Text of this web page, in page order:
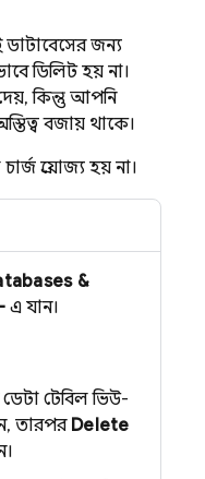
জন্য
ডিলিট হয় না।
কিন্তু আপনি
বজায় থাকে।
প্রযোজ্য হয় না।
&
এ যান।
টেবিল ভিউ-
তারপর Delete